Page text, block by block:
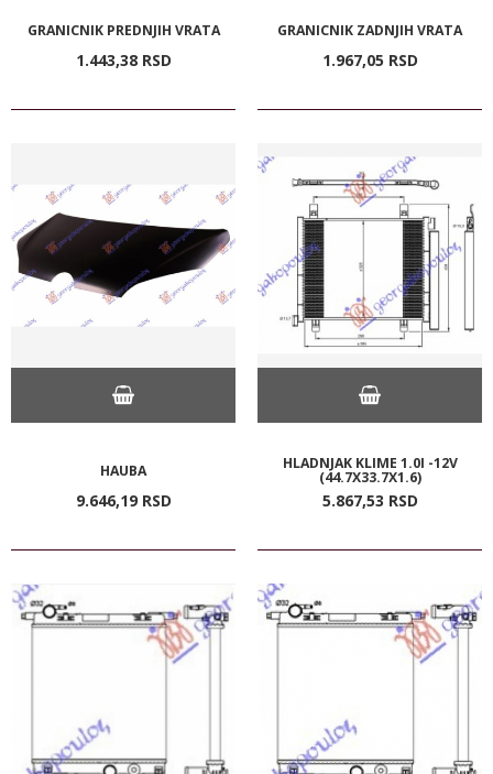
GRANICNIK PREDNJIH VRATA
1.443,38 RSD
GRANICNIK ZADNJIH VRATA
1.967,05 RSD
HAUBA
9.646,19 RSD
HLADNJAK KLIME 1.0I -12V
(44.7X33.7X1.6)
5.867,53 RSD